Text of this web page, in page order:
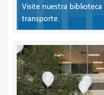
Visite nuestra
transporte.